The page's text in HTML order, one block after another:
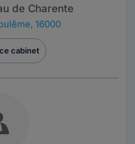
de Charente
16000
cabinet